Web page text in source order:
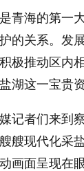
海的第一大
的关系。发
极推动区内
湖这一宝贵
者们来到
艘现代化采
画面呈现在